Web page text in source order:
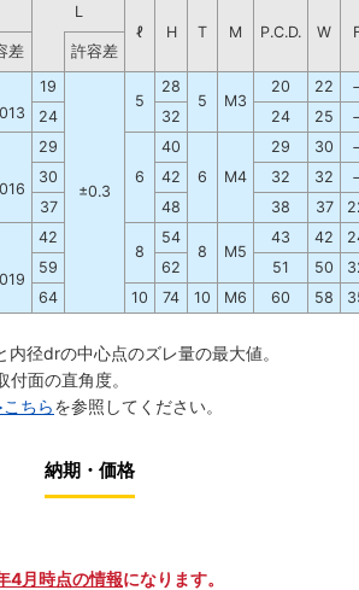
L
ℓ
H T M P.C.D. W
差
許容差
19
±0.3
5
28
5
M3
20 22
24 32 24 25
29
6
40
6
M4
29 30
30 42 32 32
37 48 38 37
42
8
54
8
M5
43 42
59 62 51 50
64 10 74 10 M6 60 58
内径drの中心点のズレ量の最大値。
付面の直角度。
ちらを参照してください。
納期・価格
4月時点の情報になります。